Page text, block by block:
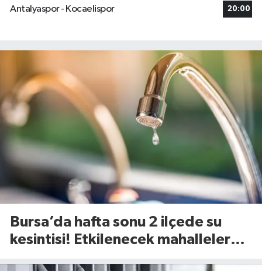
Antalyaspor - Kocaelispor 20:00
Bursa’da hafta sonu 2 ilçede su
kesintisi! Etkilenecek mahalleler